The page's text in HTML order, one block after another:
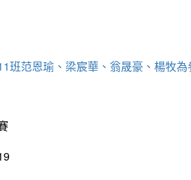
班范恩瑜、梁宸華、翁晟豪、楊牧